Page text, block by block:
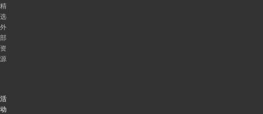
精
选
外
部
资
源
活
动